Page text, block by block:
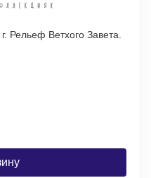
Рельеф Ветхого Завета.